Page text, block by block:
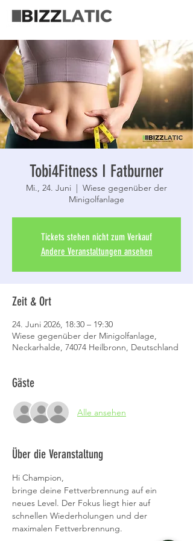
Tobi4Fitness I Fatburner
Mi., 24. Juni
  |
Wiese gegenüber der
Minigolfanlage
Tickets stehen nicht zum Verkauf
Andere Veranstaltungen ansehen
Zeit & Ort
24. Juni 2026, 18:30 – 19:30
Wiese gegenüber der Minigolfanlage,
Neckarhalde, 74074 Heilbronn, Deutschland
Gäste
Alle ansehen
Über die Veranstaltung
Hi Champion,
bringe deine Fettverbrennung auf ein
neues Level. Der Fokus liegt hier auf
schnellen Wiederholungen und der
maximalen Fettverbrennung.